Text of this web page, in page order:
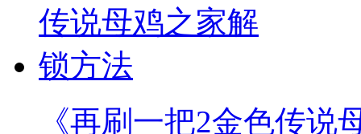
《再刷一把2金色传说